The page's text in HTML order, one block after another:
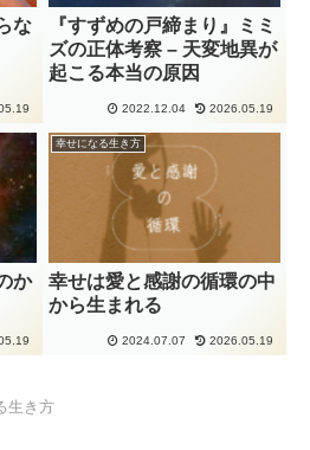
な
『すずめの戸締まり』ミミ
ズの正体考察 – 天変地異が
起こる本当の原因
2022.12.04 2026.05.19
か
幸せになる生き方
幸せは愛と感謝の循環の中
から生まれる
2024.07.07 2026.05.19
生き方